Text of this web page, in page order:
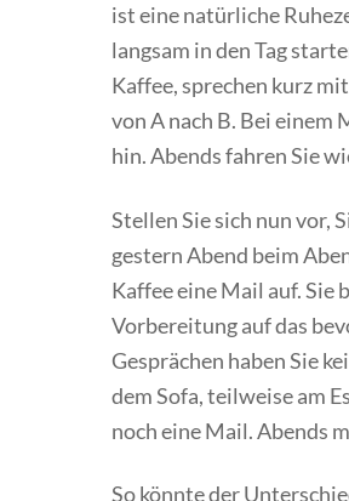
ist eine natürliche
langsam in den Tag
Kaffee, sprechen kurz
von A nach B. Bei einem
hin. Abends fahren Sie
Stellen Sie sich nun vor,
gestern Abend beim
Kaffee eine Mail auf. Sie
Vorbereitung auf das
Gesprächen haben Sie
dem Sofa, teilweise am
noch eine Mail. Abends
So könnte der